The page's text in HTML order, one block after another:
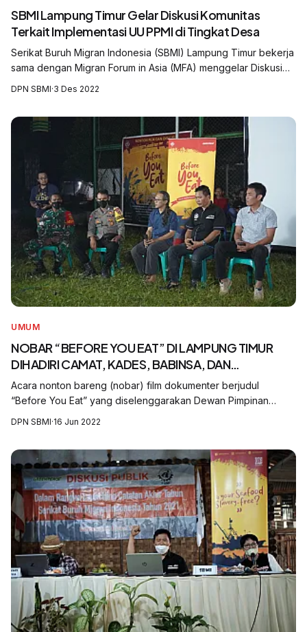
SBMI Lampung Timur Gelar Diskusi Komunitas
Terkait Implementasi UU PPMI di Tingkat Desa
Serikat Buruh Migran Indonesia (SBMI) Lampung Timur bekerja
sama dengan Migran Forum in Asia (MFA) menggelar Diskusi
DPN SBMI·3 Des 2022
UMUM
NOBAR “BEFORE YOU EAT” DI LAMPUNG TIMUR
DIHADIRI CAMAT, KADES, BABINSA, DAN
BABINKAMTIBMAS
Acara nonton bareng (nobar) film dokumenter berjudul
“Before You Eat” yang diselenggarakan Dewan Pimpinan
DPN SBMI·16 Jun 2022